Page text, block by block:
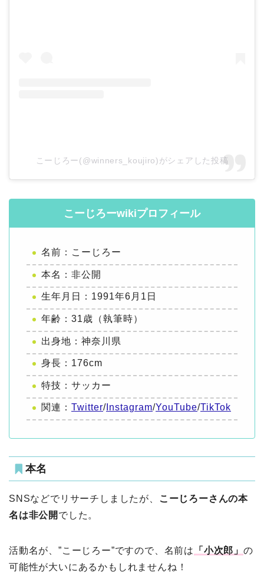
こーじろー(@winners_koujiro)がシェアした投稿
こーじろーwikiプロフィール
名前：こーじろー
本名：非公開
生年月日：1991年6月1日
年齢：31歳（執筆時）
出身地：神奈川県
身長：176cm
特技：サッカー
関連： Twitter/ Instagram/YouTube/TikTok
本名
SNSなどでリサーチしましたが、
こーじろーさんの本
名は非公開 でした。
活動名が、”こーじろー”ですので、名前は 「小次郎」 の
可能性が大いにあるかもしれませんね！